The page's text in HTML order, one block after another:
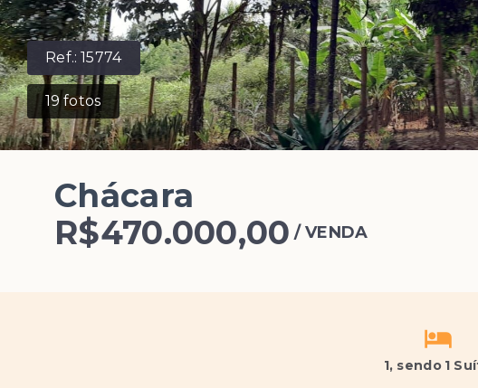
Ref.:15774
19 fotos
Chácara
R$470.000,00 /VENDA
1, sendo 1